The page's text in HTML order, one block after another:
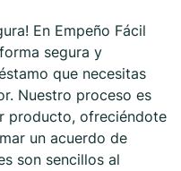
En Empeño Fácil
segura y
que necesitas
Nuestro proceso es
producto, ofreciéndote
un acuerdo de
son sencillos al